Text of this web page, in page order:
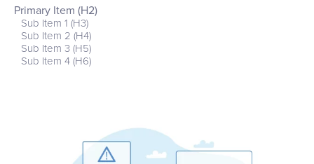
Primary Item (H2)
Sub Item 1 (H3)
Sub Item 2 (H4)
Sub Item 3 (H5)
Sub Item 4 (H6)